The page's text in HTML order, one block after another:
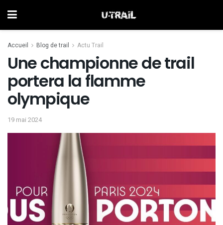
Accueil Blog de trail Actu Trail
Une championne de trail
portera la flamme
olympique
19 mai 2024